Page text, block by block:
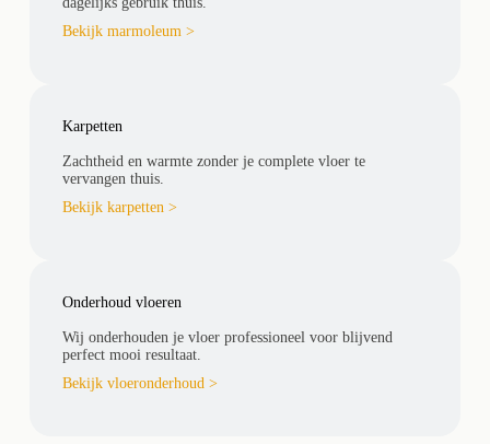
Bekijk marmoleum >
Karpetten
Zachtheid en warmte zonder je complete vloer te
vervangen thuis.
Bekijk karpetten >
Onderhoud vloeren
Wij onderhouden je vloer professioneel voor blijvend
perfect mooi resultaat.
Bekijk vloeronderhoud >